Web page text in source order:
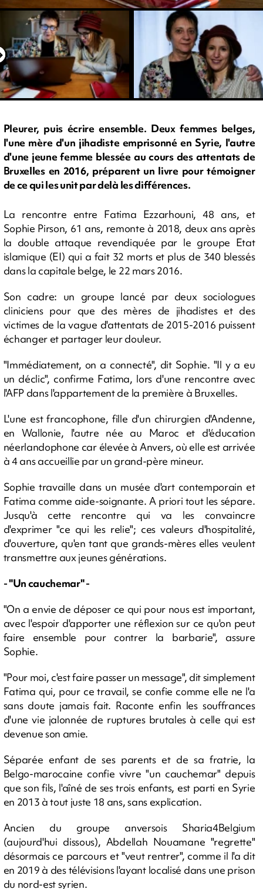
Pleurer, puis écrire ensemble. Deux femmes belges,
l'une mère d'un jihadiste emprisonné en Syrie, l'autre
d'une jeune femme blessée au cours des attentats de
Bruxelles en 2016, préparent un livre pour témoigner
de ce qui les unit par delà les différences.
La rencontre entre Fatima Ezzarhouni, 48 ans, et
Sophie Pirson, 61 ans, remonte à 2018, deux ans après
la double attaque revendiquée par le groupe Etat
islamique (EI) qui a fait 32 morts et plus de 340 blessés
dans la capitale belge, le 22 mars 2016.
Son cadre: un groupe lancé par deux sociologues
cliniciens pour que des mères de jihadistes et des
victimes de la vague d'attentats de 2015-2016 puissent
échanger et partager leur douleur.
"Immédiatement, on a connecté", dit Sophie. "Il y a eu
un déclic", confirme Fatima, lors d'une rencontre avec
l'AFP dans l'appartement de la première à Bruxelles.
L'une est francophone, fille d'un chirurgien d'Andenne,
en Wallonie, l'autre née au Maroc et d'éducation
néerlandophone car élevée à Anvers, où elle est arrivée
à 4 ans accueillie par un grand-père mineur.
Sophie travaille dans un musée d'art contemporain et
Fatima comme aide-soignante. A priori tout les sépare.
Jusqu'à cette rencontre qui va les convaincre
d'exprimer "ce qui les relie"; ces valeurs d'hospitalité,
d'ouverture, qu'en tant que grands-mères elles veulent
transmettre aux jeunes générations.
- "Un cauchemar" -
"On a envie de déposer ce qui pour nous est important,
avec l'espoir d'apporter une réflexion sur ce qu'on peut
faire ensemble pour contrer la barbarie", assure
Sophie.
"Pour moi, c'est faire passer un message", dit simplement
Fatima qui, pour ce travail, se confie comme elle ne l'a
sans doute jamais fait. Raconte enfin les souffrances
d'une vie jalonnée de ruptures brutales à celle qui est
devenue son amie.
Séparée enfant de ses parents et de sa fratrie, la
Belgo-marocaine confie vivre "un cauchemar" depuis
que son fils, l'aîné de ses trois enfants, est parti en Syrie
en 2013 à tout juste 18 ans, sans explication.
Ancien du groupe anversois Sharia4Belgium
(aujourd'hui dissous), Abdellah Nouamane "regrette"
désormais ce parcours et "veut rentrer", comme il l'a dit
en 2019 à des télévisions l'ayant localisé dans une prison
du nord-est syrien.